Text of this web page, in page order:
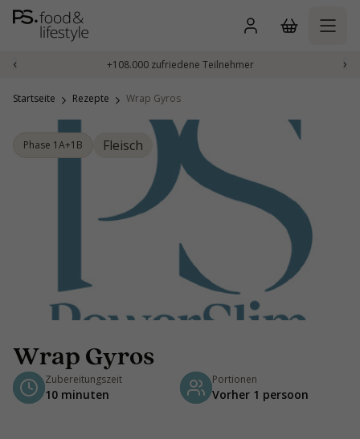
Zum
Inhalt
springen
‹ +108.000 zufriedene Teilnehmer ›
Startseite Rezepte Wrap Gyros
Phase 1A+1B Fleisch
Wrap Gyros
Zubereitungszeit
10 minuten
Portionen
Vorher 1 persoon